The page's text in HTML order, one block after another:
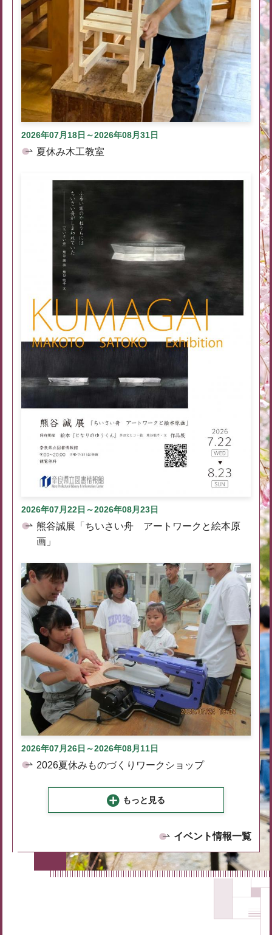
2026年07月18日～2026年08月31日
夏休み木工教室
2026年07月22日～2026年08月23日
熊谷誠展「ちいさい舟 アートワークと絵本原
画」
2026年07月26日～2026年08月11日
2026夏休みものづくりワークショップ
もっと見る
イベント情報一覧